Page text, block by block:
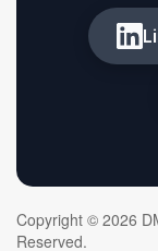
Copyright © 2026
Reserved.